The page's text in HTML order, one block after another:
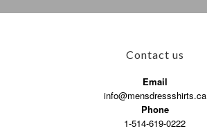
Contact us
Email
info@mensdressshirts.ca
Phone
1-514-619-0222